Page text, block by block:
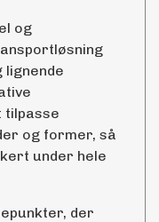
og
lignende
tilpasse
og former, så
under hele
der